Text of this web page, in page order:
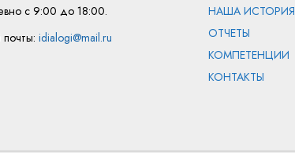
с 9:00 до 18:00.
idialogi@mail.ru
НАША ИСТОРИЯ
ОТЧЕТЫ
КОМПЕТЕНЦИИ
КОНТАКТЫ